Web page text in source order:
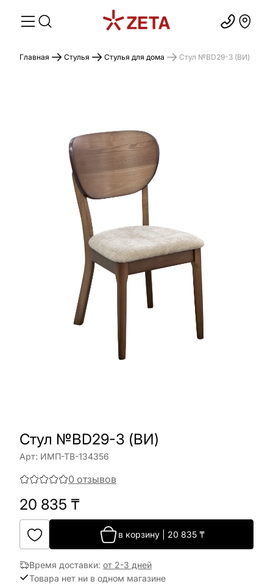
Главная Стулья Стулья для дома Стул №BD29-3 (ВИ)
Стул №BD29-3 (ВИ)
Арт: ИМП-ТВ-134356
0 отзывов
20 835 ₸
в корзину| 20 835₸
Время доставки: от 2-3 дней
Товара нет ни в одном магазине